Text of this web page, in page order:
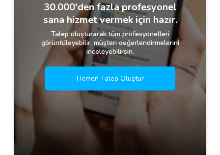
30.000'den fazla profesyonel
sana hizmet vermek için hazır.
Talep oluşturarak tüm profesyonelleri
görüntüleyebilir, müşteri değerlendirmelerini
inceleyebilirsin.
Hemen Talep Oluştur